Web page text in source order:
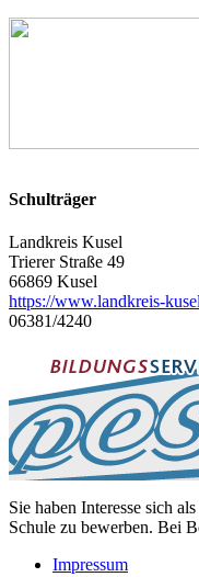
Schulträger
Landkreis Kusel
Trierer Straße 49
66869 Kusel
https://www.landkreis-
06381/4240
Sie haben Interesse sich als
Schule zu bewerben. Bei
Impressum